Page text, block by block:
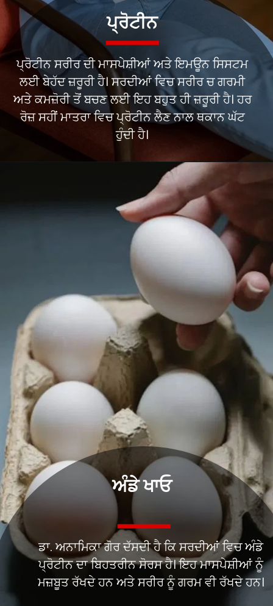
ਪ੍ਰੋਟੀਨ
ਪ੍ਰੋਟੀਨ ਸਰੀਰ ਦੀ ਮਾਸਪੇਸ਼ੀਆਂ ਅਤੇ ਇਮਊਨ ਸਿਸਟਮ
ਲਈ ਬੇਹੱਦ ਜ਼ਰੂਰੀ ਹੈ। ਸਰਦੀਆਂ ਵਿਚ ਸਰੀਰ ਚ ਗਰਮੀ
ਅਤੇ ਕਮਜ਼ੋਰੀ ਤੋਂ ਬਚਣ ਲਈ ਇਹ ਬਹੁਤ ਹੀ ਜ਼ਰੂਰੀ ਹੈ। ਹਰ
ਰੋਜ਼ ਸਹੀਂ ਮਾਤਰਾ ਵਿਚ ਪ੍ਰੋਟੀਨ ਲੈਣ ਨਾਲ ਥਕਾਨ ਘੱਟ
ਹੁੰਦੀ ਹੈ।
ਡਾ. ਅਨਾਮਿਕਾ ਗੋਰ ਦੱਸਦੀ ਹੈ ਕਿ ਸਰਦੀਆਂ ਵਿਚ ਅੰਡੇ
ਪ੍ਰੋਟੀਨ ਦਾ ਬਿਹਤਰੀਨ ਸੋਰਸ ਹੈ। ਇਹ ਮਾਸਪੇਸ਼ੀਆਂ ਨੂੰ
ਮਜ਼ਬੂਤ ਰੱਖਦੇ ਹਨ ਅਤੇ ਸਰੀਰ ਨੂੰ ਗਰਮ ਵੀ ਰੱਖਦੇ ਹਨ।
ਅੰਡੇ ਖਾਓ